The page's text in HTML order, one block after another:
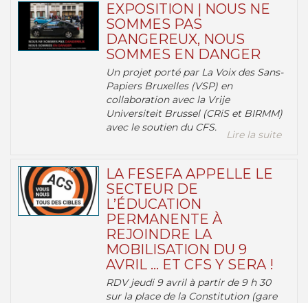
EXPOSITION | NOUS NE
SOMMES PAS
DANGEREUX, NOUS
SOMMES EN DANGER
Un projet porté par La Voix des Sans-
Papiers Bruxelles (VSP) en
collaboration avec la Vrije
Universiteit Brussel (CRiS et BIRMM)
avec le soutien du CFS.
Lire la suite
LA FESEFA APPELLE LE
SECTEUR DE
L’ÉDUCATION
PERMANENTE À
REJOINDRE LA
MOBILISATION DU 9
AVRIL … ET CFS Y SERA !
RDV jeudi 9 avril à partir de 9 h 30
sur la place de la Constitution (gare